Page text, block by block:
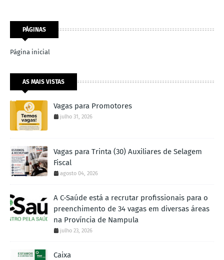
PÁGINAS
Página inicial
AS MAIS VISTAS
Vagas para Promotores
julho 31, 2026
Vagas para Trinta (30) Auxiliares de Selagem
Fiscal
agosto 04, 2026
A C-Saúde está a recrutar profissionais para o
preenchimento de 34 vagas em diversas áreas
na Província de Nampula
julho 23, 2026
Caixa